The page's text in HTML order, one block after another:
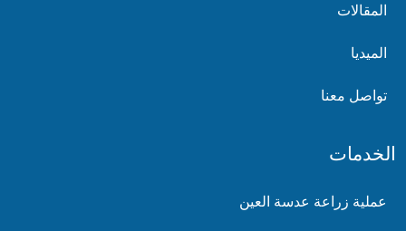
الخدمات
عملية زراعة عدسة العين
المقالات
الميديا
تواصل معنا